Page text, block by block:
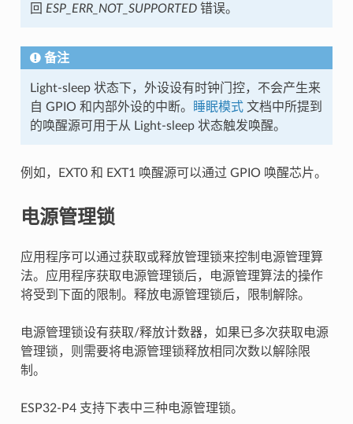
回 ESP_ERR_NOT_SUPPORTED错误。
备注
Light-sleep 状态下，外设设有时钟门控，不会产生来
自 GPIO 和内部外设的中断。
睡眠模式文档中所提到
的唤醒源可用于从 Light-sleep 状态触发唤醒。
例如，EXT0 和 EXT1 唤醒源可以通过 GPIO 唤醒芯片。
电源管理锁
应用程序可以通过获取或释放管理锁来控制电源管理算
法。应用程序获取电源管理锁后，电源管理算法的操作
将受到下面的限制。释放电源管理锁后，限制解除。
电源管理锁设有获取/释放计数器，如果已多次获取电源
管理锁，则需要将电源管理锁释放相同次数以解除限
制。
ESP32-P4 支持下表中三种电源管理锁。